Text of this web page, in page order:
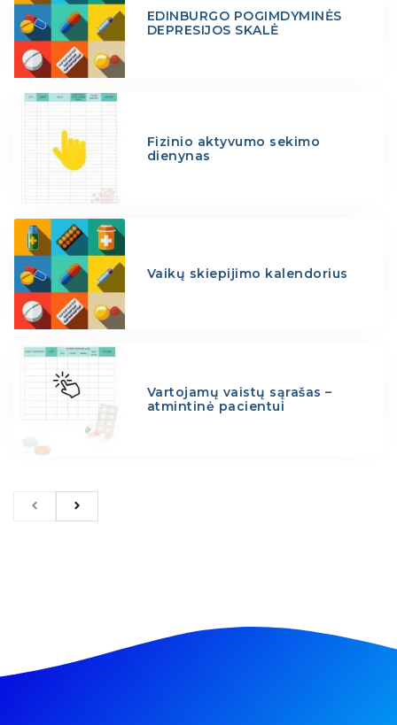
EDINBURGO POGIMDYMINĖS
DEPRESIJOS SKALĖ
Fizinio aktyvumo sekimo
dienynas
Vaikų skiepijimo kalendorius
Vartojamų vaistų sąrašas –
atmintinė pacientui